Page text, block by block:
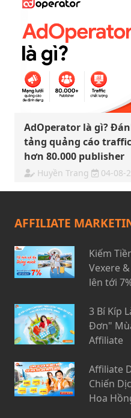
AdOperator là gì?
tảng quảng cáo
hơn 80.000 publisher
Huyền Trang 04-08-
AFFILIATE
Kiếm
Vexere
lên tới
3 Bí Kíp
Đơn"
Affiliate
Affiliate
Chiến
Hoa